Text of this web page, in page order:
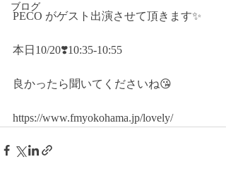
ブログ
PECO がゲスト出演させて頂きます✨
本日10/20❣️10:35-10:55
良かったら聞いてくださいね😘
https://www.fmyokohama.jp/lovely/